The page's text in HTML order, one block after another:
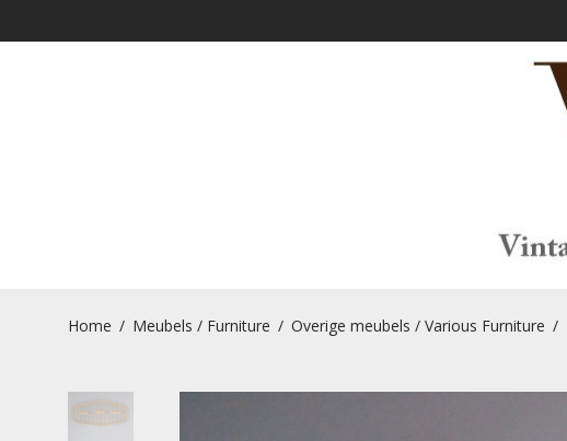
Home / Meubels / Furniture / Overige meubels / Various Furniture /